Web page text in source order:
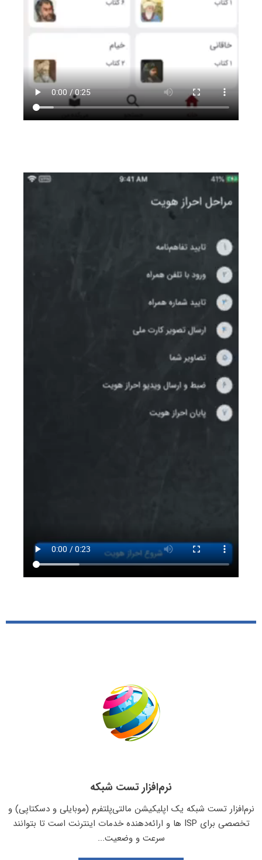
نرم‌افزار تست شبکه
نرم‌افزار تست شبکه یک اپلیکیشن مالتی‌پلتفرم (موبایلی و دسکتاپی) و
تخصصی برای ISP ها و ارائه‌دهنده خدمات اینترنت است تا بتوانند
سرعت و وضعیت...